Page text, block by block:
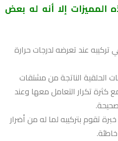
إلا أنه له بعض
تركيبه عند تعرضه لدرجات حرارة
الحلقية الناتجة من مشتقات
كثرة تكرار التعامل معها وعند
تقوم بتركيبه لما له من أضرار